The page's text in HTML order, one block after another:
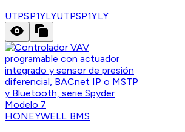
UTPSP1YLYUTPSP1YLY
HONEYWELL BMS